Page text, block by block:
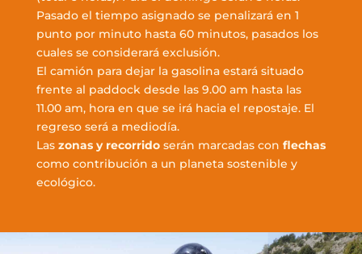
Pasado el tiempo asignado se penalizará en 1
punto por minuto hasta 60 minutos, pasados ​​los
cuales se considerará exclusión.
El camión para dejar la gasolina estará situado
frente al paddock desde las 9.00 am hasta las
11.00 am, hora en que se irá hacia el repostaje. El
regreso será a mediodía.
Las zonas y recorridoserán marcadas con flechas
como contribución a un planeta sostenible y
ecológico.